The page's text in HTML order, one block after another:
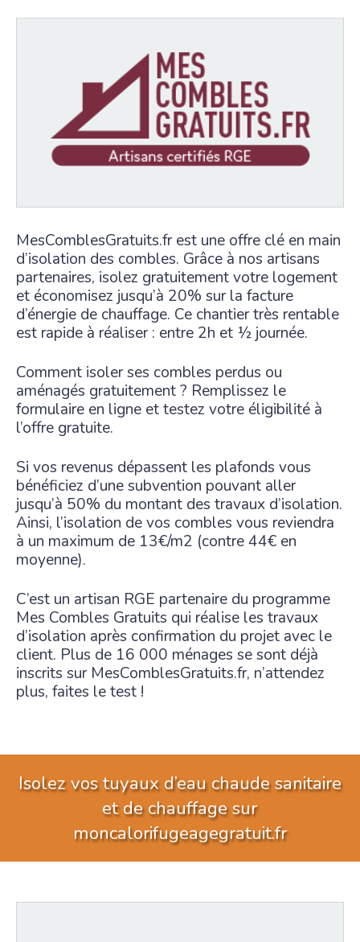
MesComblesGratuits.fr est une offre clé en main
d’isolation des combles. Grâce à nos artisans
partenaires, isolez gratuitement votre logement
et économisez jusqu’à 20% sur la facture
d’énergie de chauffage. Ce chantier très rentable
est rapide à réaliser : entre 2h et ½ journée.
Comment isoler ses combles perdus ou
aménagés gratuitement ? Remplissez le
formulaire en ligne et testez votre éligibilité à
l’offre gratuite.
Si vos revenus dépassent les plafonds vous
bénéficiez d’une subvention pouvant aller
jusqu’à 50% du montant des travaux d’isolation.
Ainsi, l’isolation de vos combles vous reviendra
à un maximum de 13€/m2 (contre 44€ en
moyenne).
C’est un artisan RGE partenaire du programme
Mes Combles Gratuits qui réalise les travaux
d’isolation après confirmation du projet avec le
client. Plus de 16 000 ménages se sont déjà
inscrits sur MesComblesGratuits.fr, n’attendez
plus, faites le test !
Isolez vos tuyaux d’eau chaude sanitaire
et de chauffage sur
moncalorifugeagegratuit.fr